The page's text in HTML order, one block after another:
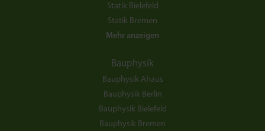
Statik Bielefeld
Statik Bremen
Mehr anzeigen
Bauphysik
Bauphysik Ahaus
Bauphysik Berlin
Bauphysik Bielefeld
Bauphysik Bremen